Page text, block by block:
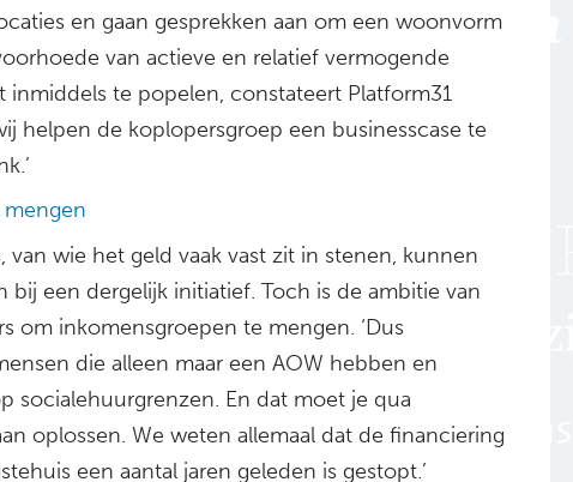
en gaan gesprekken aan om een woonvorm
van actieve en relatief vermogende
inmiddels te popelen, constateert Platform31
helpen de koplopersgroep een businesscase te
van wie het geld vaak vast zit in stenen, kunnen
bij een dergelijk initiatief. Toch is de ambitie van
om inkomensgroepen te mengen. ‘Dus
die alleen maar een AOW hebben en
socialehuurgrenzen. En dat moet je qua
oplossen. We weten allemaal dat de financiering
een aantal jaren geleden is gestopt.’